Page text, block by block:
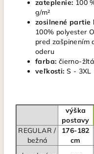
zateplenie: 100
g/m²
zosilnené partie
100% polyester
pred zašpinením
oderu
farba: čierno-žltá
veľkosti: S - 3XL
výška
postavy
REGULAR /
bežná
176-182
cm